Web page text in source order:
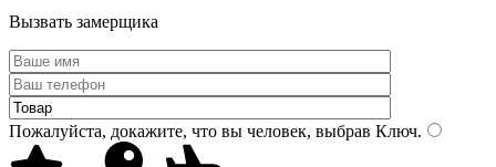
Вызвать замерщика
Пожалуйста, докажите, что вы человек, выбрав Ключ.